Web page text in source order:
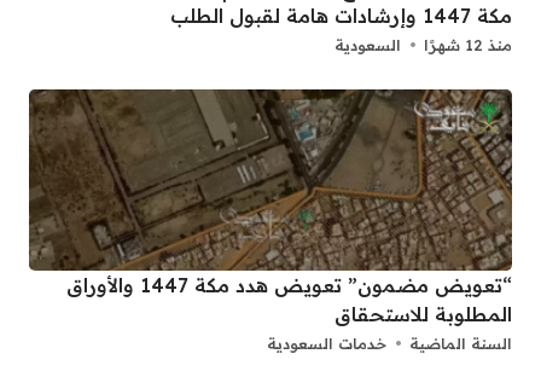
مكة 1447 وإرشادات هامة لقبول الطلب
منذ 12 شهرًا السعودية
“تعويض مضمون” تعويض هدد مكة 1447 والأوراق
المطلوبة للاستحقاق
السنة الماضية خدمات السعودية